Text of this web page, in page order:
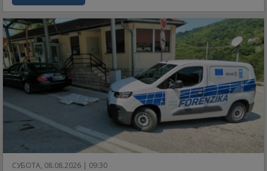
СУБОТА, 08.08.2026 | 09:30